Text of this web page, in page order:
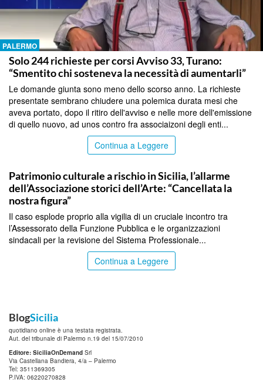
PALERMO
Solo 244 richieste per corsi Avviso 33, Turano:
“Smentito chi sosteneva la necessità di aumentarli”
Le domande giunta sono meno dello scorso anno. La richieste
presentate sembrano chiudere una polemica durata mesi che
aveva portato, dopo il ritiro dell'avviso e nelle more dell'emissione
di quello nuovo, ad unos contro fra associaizoni degli enti...
Continua a Leggere
Patrimonio culturale a rischio in Sicilia, l’allarme
dell’Associazione storici dell’Arte: “Cancellata la
nostra figura”
Il caso esplode proprio alla vigilia di un cruciale incontro tra
l’Assessorato della Funzione Pubblica e le organizzazioni
sindacali per la revisione del Sistema Professionale...
Continua a Leggere
BlogSicilia
quotidiano online è una testata registrata.
Aut. del tribunale di Palermo n.19 del 15/07/2010
Editore: SiciliaOnDemand Srl
Via Castellana Bandiera, 4/a – Palermo
Tel: 3511369305
P.IVA: 06220270828